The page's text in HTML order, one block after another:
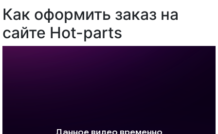
Как оформить заказ на
сайте Hot-parts